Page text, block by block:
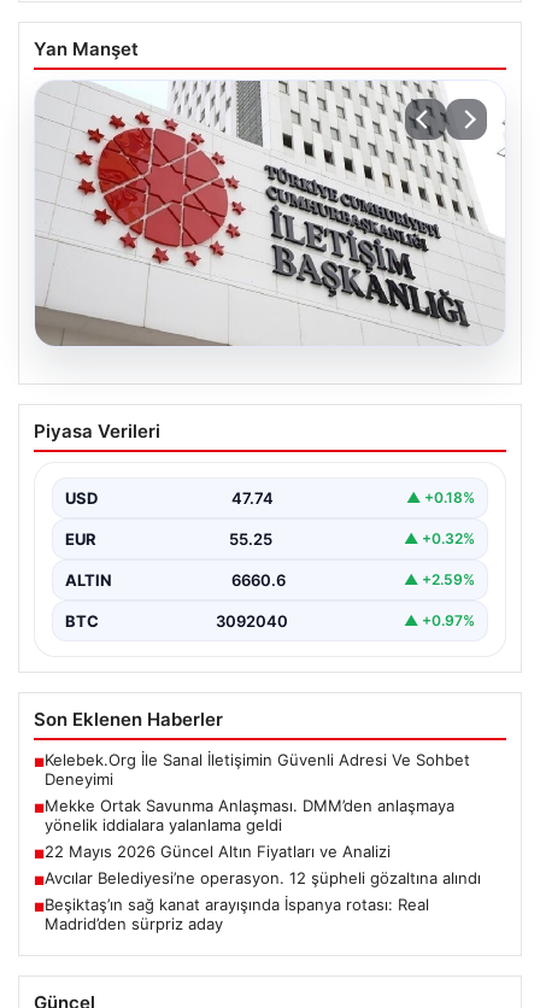
Yan Manşet
Mekke Ortak Savunma Anlaşması.
DMM’den anlaşmaya yönelik iddialara
Piyasa Verileri
USD 47.74 ▲ +0.18%
EUR 55.25 ▲ +0.32%
ALTIN 6660.6 ▲ +2.59%
BTC 3092040 ▲ +0.97%
Son Eklenen Haberler
■Kelebek.Org İle Sanal İletişimin Güvenli Adresi Ve Sohbet
Deneyimi
■Mekke Ortak Savunma Anlaşması. DMM’den anlaşmaya
yönelik iddialara yalanlama geldi
■22 Mayıs 2026 Güncel Altın Fiyatları ve Analizi
■Avcılar Belediyesi’ne operasyon. 12 şüpheli gözaltına alındı
■Beşiktaş’ın sağ kanat arayışında İspanya rotası: Real
Madrid’den sürpriz aday
Güncel